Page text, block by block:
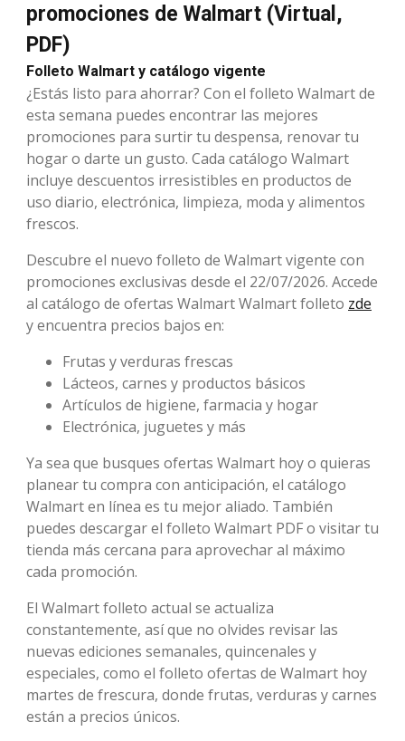
promociones de Walmart (Virtual,
PDF)
Folleto Walmart y catálogo vigente
¿Estás listo para ahorrar? Con el folleto Walmart de
esta semana puedes encontrar las mejores
promociones para surtir tu despensa, renovar tu
hogar o darte un gusto. Cada catálogo Walmart
incluye descuentos irresistibles en productos de
uso diario, electrónica, limpieza, moda y alimentos
frescos.
Descubre el nuevo folleto de Walmart vigente con
promociones exclusivas desde el 22/07/2026. Accede
al catálogo de ofertas Walmart Walmart folleto zde
y encuentra precios bajos en:
Frutas y verduras frescas
Lácteos, carnes y productos básicos
Artículos de higiene, farmacia y hogar
Electrónica, juguetes y más
Ya sea que busques ofertas Walmart hoy o quieras
planear tu compra con anticipación, el catálogo
Walmart en línea es tu mejor aliado. También
puedes descargar el folleto Walmart PDF o visitar tu
tienda más cercana para aprovechar al máximo
cada promoción.
El Walmart folleto actual se actualiza
constantemente, así que no olvides revisar las
nuevas ediciones semanales, quincenales y
especiales, como el folleto ofertas de Walmart hoy
martes de frescura, donde frutas, verduras y carnes
están a precios únicos.